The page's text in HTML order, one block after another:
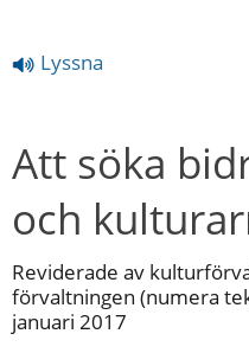
Lyssna
Att söka
och
Reviderade av
förvaltningen (numera
januari 2017